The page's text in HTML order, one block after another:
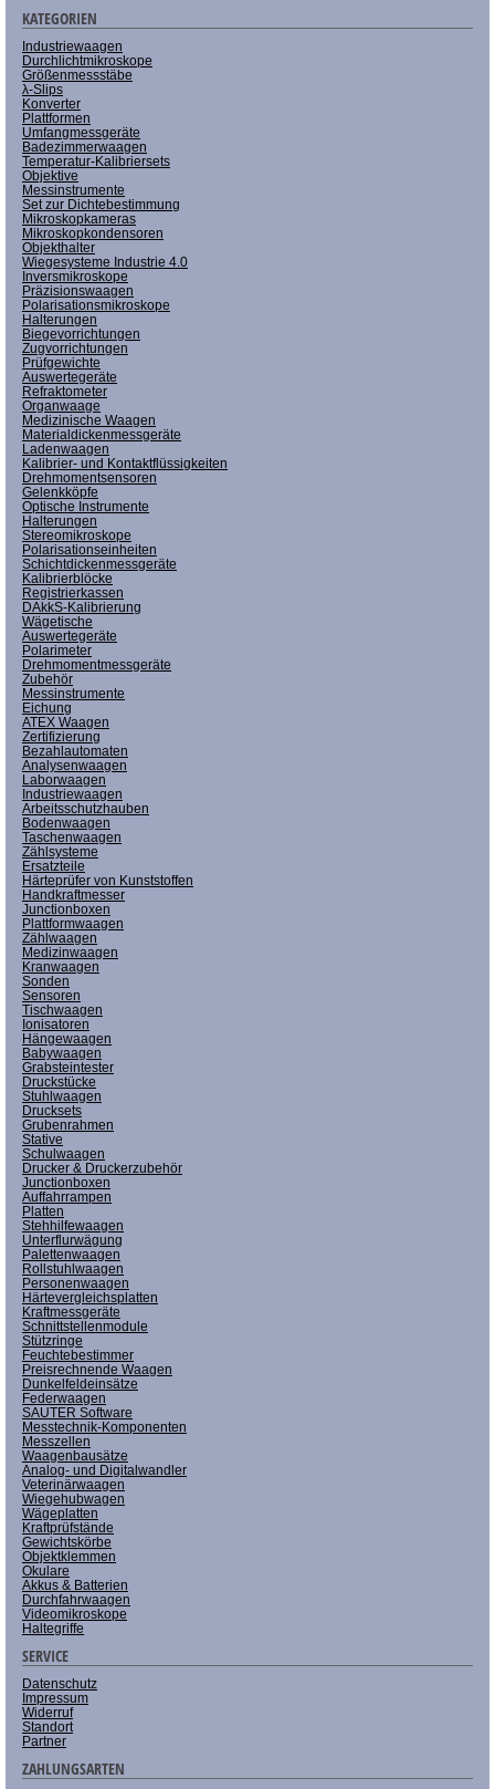
KATEGORIEN
Industriewaagen
Durchlichtmikroskope
Größenmessstäbe
λ-Slips
Konverter
Plattformen
Umfangmessgeräte
Badezimmerwaagen
Temperatur-Kalibriersets
Objektive
Messinstrumente
Set zur Dichtebestimmung
Mikroskopkameras
Mikroskopkondensoren
Objekthalter
Wiegesysteme Industrie 4.0
Inversmikroskope
Präzisionswaagen
Polarisationsmikroskope
Halterungen
Biegevorrichtungen
Zugvorrichtungen
Prüfgewichte
Auswertegeräte
Refraktometer
Organwaage
Medizinische Waagen
Materialdickenmessgeräte
Ladenwaagen
Kalibrier- und Kontaktflüssigkeiten
Drehmomentsensoren
Gelenkköpfe
Optische Instrumente
Halterungen
Stereomikroskope
Polarisationseinheiten
Schichtdickenmessgeräte
Kalibrierblöcke
Registrierkassen
DAkkS-Kalibrierung
Wägetische
Auswertegeräte
Polarimeter
Drehmomentmessgeräte
Zubehör
Messinstrumente
Eichung
ATEX Waagen
Zertifizierung
Bezahlautomaten
Analysenwaagen
Laborwaagen
Industriewaagen
Arbeitsschutzhauben
Bodenwaagen
Taschenwaagen
Zählsysteme
Ersatzteile
Härteprüfer von Kunststoffen
Handkraftmesser
Junctionboxen
Plattformwaagen
Zählwaagen
Medizinwaagen
Kranwaagen
Sonden
Sensoren
Tischwaagen
Ionisatoren
Hängewaagen
Babywaagen
Grabsteintester
Druckstücke
Stuhlwaagen
Drucksets
Grubenrahmen
Stative
Schulwaagen
Drucker & Druckerzubehör
Junctionboxen
Auffahrrampen
Platten
Stehhilfewaagen
Unterflurwägung
Palettenwaagen
Rollstuhlwaagen
Personenwaagen
Härtevergleichsplatten
Kraftmessgeräte
Schnittstellenmodule
Stützringe
Feuchtebestimmer
Preisrechnende Waagen
Dunkelfeldeinsätze
Federwaagen
SAUTER Software
Messtechnik-Komponenten
Messzellen
Waagenbausätze
Analog- und Digitalwandler
Veterinärwaagen
Wiegehubwagen
Wägeplatten
Kraftprüfstände
Gewichtskörbe
Objektklemmen
Okulare
Akkus & Batterien
Durchfahrwaagen
Videomikroskope
Haltegriffe
SERVICE
Datenschutz
Impressum
Widerruf
Standort
Partner
ZAHLUNGSARTEN